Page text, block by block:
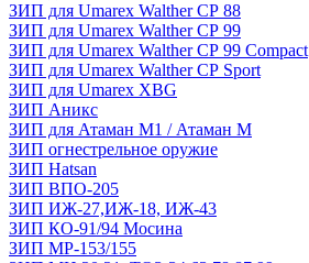
ЗИП для Umarex Walther СР 88
ЗИП для Umarex Walther СР 99
ЗИП для Umarex Walther СР 99 Compact
ЗИП для Umarex Walther СР Sport
ЗИП для Umarex XBG
ЗИП Аникс
ЗИП для Атаман М1 / Атаман М
ЗИП огнестрельное оружие
ЗИП Hatsan
ЗИП ВПО-205
ЗИП ИЖ-27,ИЖ-18, ИЖ-43
ЗИП КО-91/94 Мосина
ЗИП МР-153/155